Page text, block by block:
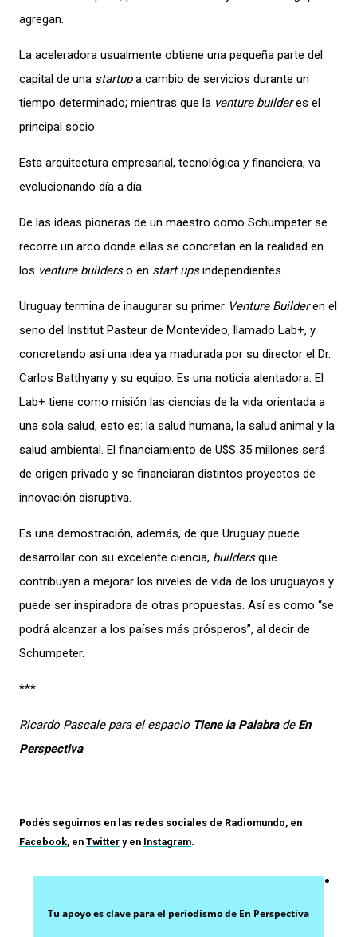
agregan.
La aceleradora usualmente obtiene una pequeña parte del
capital de una startupa cambio de servicios durante un
tiempo determinado; mientras que la venture builderes el
principal socio.
Esta arquitectura empresarial, tecnológica y financiera, va
evolucionando día a día.
De las ideas pioneras de un maestro como Schumpeter se
recorre un arco donde ellas se concretan en la realidad en
los venture builderso en start upsindependientes.
Uruguay termina de inaugurar su primer Venture Builderen el
seno del Institut Pasteur de Montevideo, llamado Lab+, y
concretando así una idea ya madurada por su director el Dr.
Carlos Batthyany y su equipo. Es una noticia alentadora. El
Lab+ tiene como misión las ciencias de la vida orientada a
una sola salud, esto es: la salud humana, la salud animal y la
salud ambiental. El financiamiento de U$S 35 millones será
de origen privado y se financiaran distintos proyectos de
innovación disruptiva.
Es una demostración, además, de que Uruguay puede
desarrollar con su excelente ciencia, buildersque
contribuyan a mejorar los niveles de vida de los uruguayos y
puede ser inspiradora de otras propuestas. Así es como “se
podrá alcanzar a los países más prósperos”, al decir de
Schumpeter.
***
Ricardo Pascale para el espacio Tiene la Palabrade En
Perspectiva
Podés seguirnos en las redes sociales de Radiomundo, en
Facebook, en Twitter y en Instagram.
Tu apoyo es clave para el periodismo de En Perspectiva